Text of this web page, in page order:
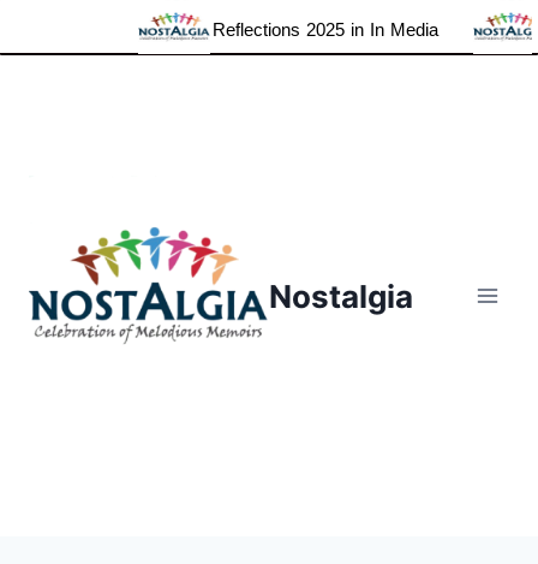
Reflections 2025 in In Media
Nostalgia